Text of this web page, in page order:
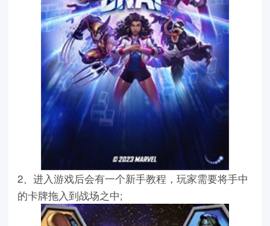
2、进入游戏后会有一个新手教程，玩家需要将手中
的卡牌拖入到战场之中;